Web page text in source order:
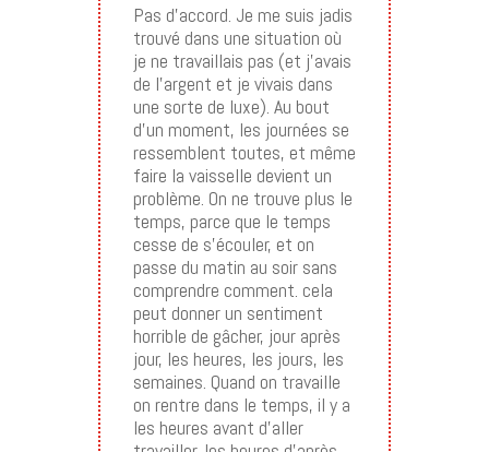
Pas d’accord. Je me suis jadis
trouvé dans une situation où
je ne travaillais pas (et j’avais
de l’argent et je vivais dans
une sorte de luxe). Au bout
d’un moment, les journées se
ressemblent toutes, et même
faire la vaisselle devient un
problème. On ne trouve plus le
temps, parce que le temps
cesse de s’écouler, et on
passe du matin au soir sans
comprendre comment. cela
peut donner un sentiment
horrible de gâcher, jour après
jour, les heures, les jours, les
semaines. Quand on travaille
on rentre dans le temps, il y a
les heures avant d’aller